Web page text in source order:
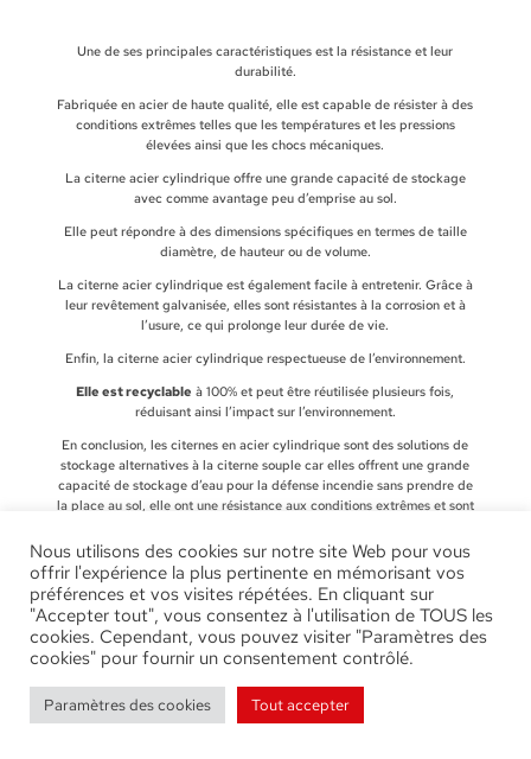
Une de ses principales caractéristiques est la résistance et leur
durabilité.
Fabriquée en acier de haute qualité, elle est capable de résister à des
conditions extrêmes telles que les températures et les pressions
élevées ainsi que les chocs mécaniques.
La citerne acier cylindrique offre une grande capacité de stockage
avec comme avantage peu d’emprise au sol.
Elle peut répondre à des dimensions spécifiques en termes de taille
diamètre, de hauteur ou de volume.
La citerne acier cylindrique est également facile à entretenir. Grâce à
leur revêtement galvanisée, elles sont résistantes à la corrosion et à
l’usure, ce qui prolonge leur durée de vie.
Enfin, la citerne acier cylindrique respectueuse de l’environnement.
Elle est recyclable à 100% et peut être réutilisée plusieurs fois,
réduisant ainsi l’impact sur l’environnement.
En conclusion, les citernes en acier cylindrique sont des solutions de
stockage alternatives à la citerne souple car elles offrent une grande
capacité de stockage d’eau pour la défense incendie sans prendre de
la place au sol, elle ont une résistance aux conditions extrêmes et sont
Nous utilisons des cookies sur notre site Web pour vous
offrir l'expérience la plus pertinente en mémorisant vos
préférences et vos visites répétées. En cliquant sur
"Accepter tout", vous consentez à l'utilisation de TOUS les
cookies. Cependant, vous pouvez visiter "Paramètres des
cookies" pour fournir un consentement contrôlé.
Paramètres des cookies Tout accepter